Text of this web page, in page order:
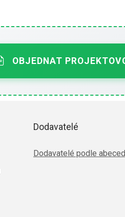
OBJEDNAT
Dodavatelé
Dodavatelé podle